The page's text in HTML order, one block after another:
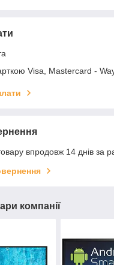
Visa, Mastercard -
впродовж 14 днів за
компанії